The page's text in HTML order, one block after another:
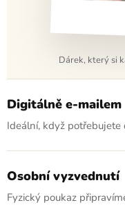
Dárek, který si
Digitálně e-mailem
Ideální, když potřebujete
Osobní vyzvednutí
Fyzický poukaz